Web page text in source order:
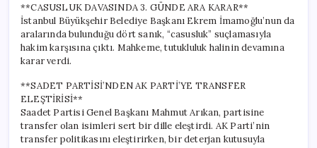
**CASUSLUK DAVASINDA 3. GÜNDE ARA KARAR**
İstanbul Büyükşehir Belediye Başkanı Ekrem İmamoğlu’nun da
aralarında bulunduğu dört sanık, “casusluk” suçlamasıyla
hakim karşısına çıktı. Mahkeme, tutukluluk halinin devamına
karar verdi.
**SADET PARTİSİ’NDEN AK PARTİ’YE TRANSFER
ELEŞTİRİSİ**
Saadet Partisi Genel Başkanı Mahmut Arıkan, partisine
transfer olan isimleri sert bir dille eleştirdi. AK Parti’nin
transfer politikasını eleştirirken, bir deterjan kutusuyla